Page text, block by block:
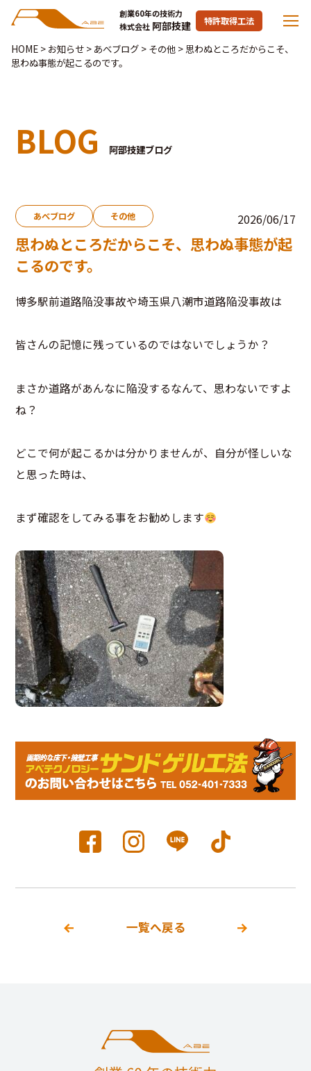
創業60年の技術力
株式会社 阿部技建 特許取得工法
HOME> お知らせ> あべブログ> その他> 思わぬところだからこそ、
思わぬ事態が起こるのです。
BLOG 阿部技建ブログ
あべブログ その他 2026/06/17
思わぬところだからこそ、思わぬ事態が起
こるのです。
博多駅前道路陥没事故や埼玉県八潮市道路陥没事故は
皆さんの記憶に残っているのではないでしょうか？
まさか道路があんなに陥没するなんて、思わないですよ
ね？
どこで何が起こるかは分かりませんが、自分が怪しいな
と思った時は、
まず確認をしてみる事をお勧めします
一覧へ戻る